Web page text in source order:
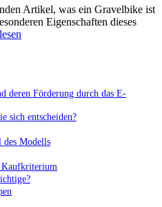
Artikel, was ein Gravelbike ist
Eigenschaften dieses
deren Förderung durch das E-
sich entscheiden?
des Modells
Kaufkriterium